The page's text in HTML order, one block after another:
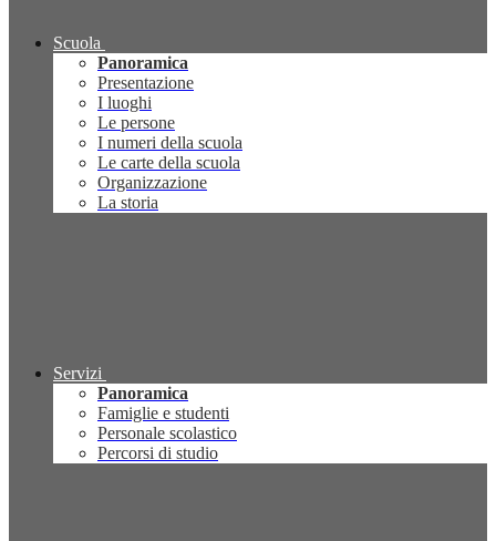
Scuola
Panoramica
Presentazione
I luoghi
Le persone
I numeri della scuola
Le carte della scuola
Organizzazione
La storia
Servizi
Panoramica
Famiglie e studenti
Personale scolastico
Percorsi di studio